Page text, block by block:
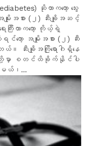
မျိုးအစား (၂) ဆီးချိုအဆင့်
းကြီးတာကတော့ ကိုယ့်ရဲ့
တော့ အမျိုးအစား (၂) ဆီး
ဂါရှိနေ
ကပ်တို့မှာ စတင်ထိခိုက်နိုင်ပါ
မယ်၊...